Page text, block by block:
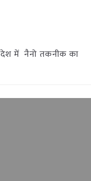
देश में नैनो तकनीक का